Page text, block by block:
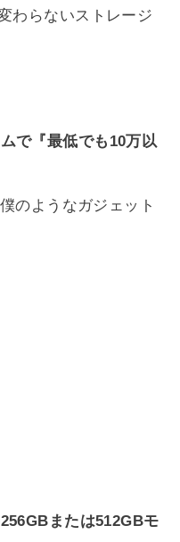
わらないストレージ
で『最低でも10万以
のようなガジェット
または512GBモ